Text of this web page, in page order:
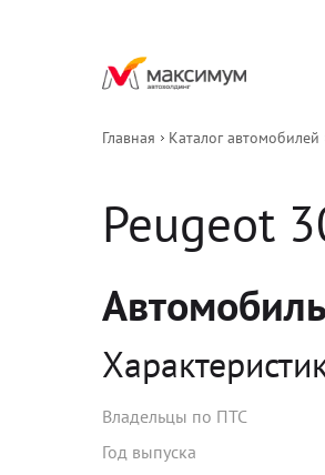
Главная Каталог автомобилей
Peugeot
Владельцы по ПТС
Год выпуска